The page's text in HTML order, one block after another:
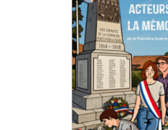
Guide des acteurs de la
Première Guerre